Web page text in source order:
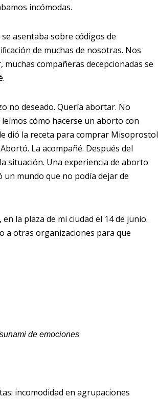
incómodas.
asentaba sobre códigos de
de muchas de nosotras. Nos
compañeras decepcionadas se
no deseado. Quería abortar. No
cómo hacerse un aborto con
dió la receta para comprar Misoprostol
La acompañé. Después del
situación. Una experiencia de aborto
mundo que no podía dejar de
en la plaza de mi ciudad el 14 de junio.
a otras organizaciones para que
de emociones
incomodidad en agrupaciones